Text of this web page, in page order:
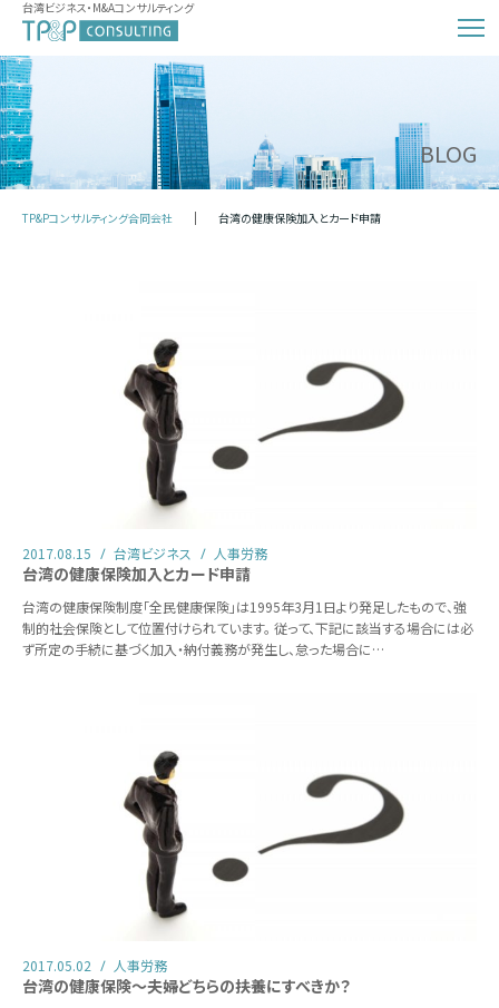
台湾ビジネス・M&Aコンサルティング
BLOG
TP&Pコンサルティング合同会社 台湾の健康保険加入とカード申請
2017.08.15 台湾ビジネス 人事労務
台湾の健康保険加入とカード申請
台湾の健康保険制度「全民健康保険」は1995年3月1日より発足したもので、強
制的社会保険として位置付けられています。 従って、下記に該当する場合には必
ず所定の手続に基づく加入・納付義務が発生し、怠った場合に…
2017.05.02 人事労務
台湾の健康保険～夫婦どちらの扶養にすべきか？